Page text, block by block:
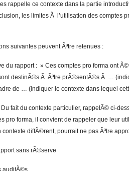
rappelle ce contexte dans la partie
les limites Ã l’utilisation des comptes
suivantes peuvent Ãªtre retenues :
du rapport : » Ces comptes pro forma ont
destinÃ©s Ã Ãªtre prÃ©sentÃ©s Ã …
de … (indiquer le contexte dans lequel
fait du contexte particulier, rappelÃ© ci-
pro forma, il convient de rappeler que leur
diffÃ©rent, pourrait ne pas Ãªtre
sans rÃ©serve
auditÃ©s